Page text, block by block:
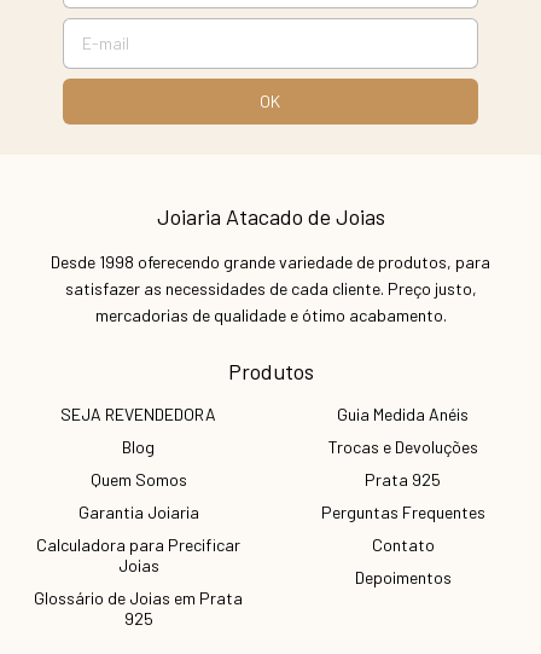
Joiaria Atacado de Joias
Desde 1998 oferecendo grande variedade de produtos, para
satisfazer as necessidades de cada cliente. Preço justo,
mercadorias de qualidade e ótimo acabamento.
Produtos
SEJA REVENDEDORA
Blog
Quem Somos
Garantia Joiaria
Calculadora para Precificar
Joias
Glossário de Joias em Prata
925
Guia Medida Anéis
Trocas e Devoluções
Prata 925
Perguntas Frequentes
Contato
Depoimentos